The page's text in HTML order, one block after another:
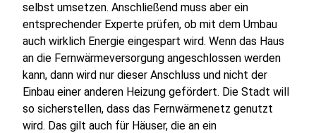
selbst umsetzen. Anschließend muss aber ein
entsprechender Experte prüfen, ob mit dem Umbau
auch wirklich Energie eingespart wird. Wenn das Haus
an die Fernwärmeversorgung angeschlossen werden
kann, dann wird nur dieser Anschluss und nicht der
Einbau einer anderen Heizung gefördert. Die Stadt will
so sicherstellen, dass das Fernwärmenetz genutzt
wird. Das gilt auch für Häuser, die an ein